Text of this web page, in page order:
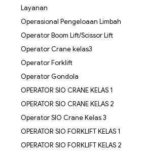
Layanan
Operasional Pengeloaan Limbah
Operator Boom Lift/Scissor Lift
Operator Crane kelas3
Operator Forklift
Operator Gondola
OPERATOR SIO CRANE KELAS 1
OPERATOR SIO CRANE KELAS 2
Operator SIO Crane Kelas 3
OPERATOR SIO FORKLIFT KELAS 1
OPERATOR SIO FORKLIFT KELAS 2